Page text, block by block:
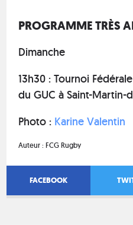
PROGRAMME TRÈS
Dimanche
13h30 : Tournoi
du GUC à Saint-Martin-
Photo : Karine Valentin
Auteur :FCG Rugby
FACEBOOK